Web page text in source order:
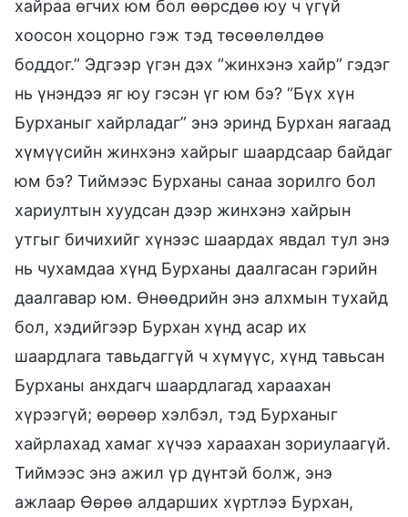
хайраа өгчих юм бол өөрсдөө юу ч үгүй
хоосон хоцорно гэж тэд төсөөлөлдөө
боддог.” Эдгээр үгэн дэх “жинхэнэ хайр” гэдэг
нь үнэндээ яг юу гэсэн үг юм бэ? “Бүх хүн
Бурханыг хайрладаг” энэ эринд Бурхан яагаад
хүмүүсийн жинхэнэ хайрыг шаардсаар байдаг
юм бэ? Тиймээс Бурханы санаа зорилго бол
хариултын хуудсан дээр жинхэнэ хайрын
утгыг бичихийг хүнээс шаардах явдал тул энэ
нь чухамдаа хүнд Бурханы даалгасан гэрийн
даалгавар юм. Өнөөдрийн энэ алхмын тухайд
бол, хэдийгээр Бурхан хүнд асар их
шаардлага тавьдаггүй ч хүмүүс, хүнд тавьсан
Бурханы анхдагч шаардлагад хараахан
хүрээгүй; өөрөөр хэлбэл, тэд Бурханыг
хайрлахад хамаг хүчээ хараахан зориулаагүй.
Тиймээс энэ ажил үр дүнтэй болж, энэ
ажлаар Өөрөө алдарших хүртлээ Бурхан,